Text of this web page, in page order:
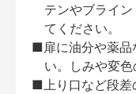
テンやブライ
てください。
■扉に油分や薬品
い。しみや変色
■上り口など段差